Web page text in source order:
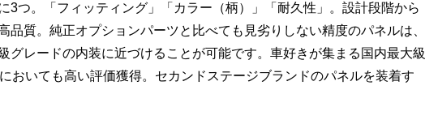
3つ。「フィッティング」「カラー（柄）」「耐久性」。設計段階から
品質。純正オプションパーツと比べても見劣りしない精度のパネルは、
グレードの内装に近づけることが可能です。車好きが集まる国内最大級
おいても高い評価獲得。セカンドステージブランドのパネルを装着す